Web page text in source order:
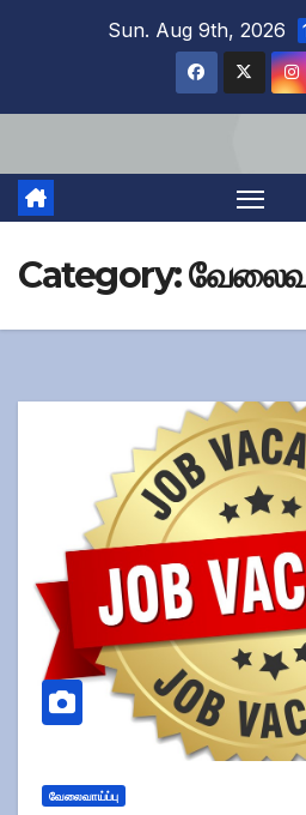
Sun. Aug 9th, 2026
Category:
வேலைவாய்ப்பு